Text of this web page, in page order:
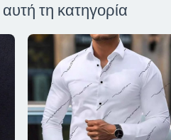
τη κατηγορία